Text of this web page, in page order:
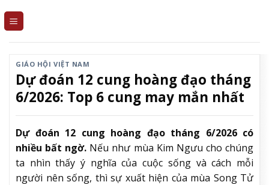
GIÁO HỘI VIỆT NAM
Dự đoán 12 cung hoàng đạo tháng
6/2026: Top 6 cung may mắn nhất
Dự đoán 12 cung hoàng đạo tháng 6/2026 có
nhiều bất ngờ. Nếu như mùa Kim Ngưu cho chúng
ta nhìn thấy ý nghĩa của cuộc sống và cách mỗi
người nên sống, thì sự xuất hiện của mùa Song Tử